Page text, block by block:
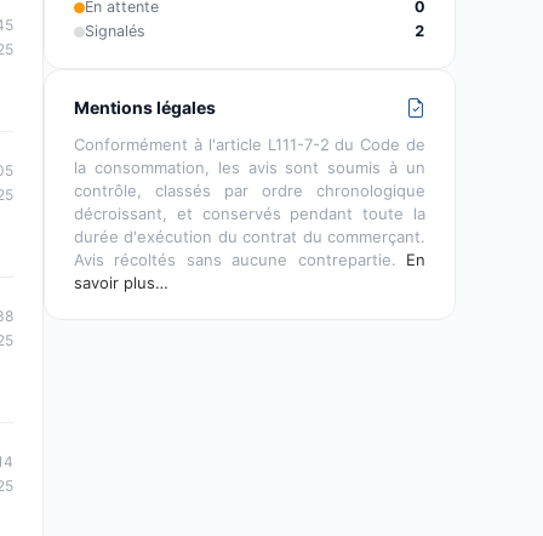
En attente
0
Signalés
2
Mentions légales
Conformément à l'article L111-7-2 du Code de
la consommation, les avis sont soumis à un
contrôle, classés par ordre chronologique
décroissant, et conservés pendant toute la
durée d'exécution du contrat du commerçant.
Avis récoltés sans aucune contrepartie. En
savoir plus…